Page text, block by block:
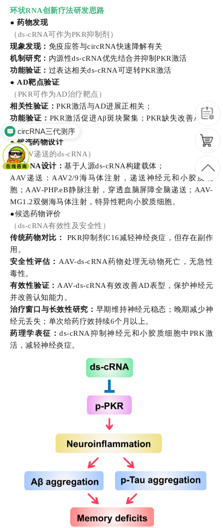
环状RNA创新疗法研发思路
● 药物发现
（ds-cRNA可作为PKR抑制剂）
现象发现： 免疫应答与circRNA快速降解有关
机制研究： 内源性ds-cRNA优先结合并抑制PKR激活
功能验证： 过表达相关ds-cRNA可逆转PKR激活
● AD靶点验证
（PKR可作为AD治疗靶点）
相关性验证： PKR激活与AD进展正相关；
功能验证： PKR激活促进Aβ斑块聚集；PKR缺失改善AD表
型。
●候选药物设计
（AAV递送的ds-cRNA）
ds-cRNA设计： 基于人源ds-cRNA构建载体；
AAV递送：AAV2/9海马体注射，递送神经元和小胶质细
胞；AAV-PHP.eB静脉注射，穿透血脑屏障全脑递送；AAV-
MG1.2双侧海马体注射，特异性靶向小胶质细胞。
●候选药物评价
（ds-cRNA有效性及安全性）
传统药物对比：
PKR抑制剂C16减轻神经炎症，但存在副作
用。
安全性评估： AAV-ds-cRNA药物处理无动物死亡，无急性
毒性。
有效性验证： AAV-ds-cRNA有效改善AD表型，保护神经元
并改善认知能力。
治疗窗口与长效性研究： 早期维持神经元稳态；晚期减少神
经元丢失；单次给药疗效持续6个月以上。
药理学表征：ds-cRNA抑制神经元和小胶质细胞中PRK激
活，减轻神经炎症。
circRNA三代测序